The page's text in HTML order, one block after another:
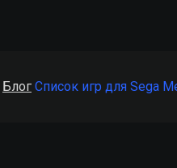
Блог Список игр для Sega